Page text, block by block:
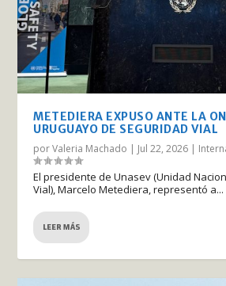
METEDIERA EXPUSO ANTE LA
URUGUAYO DE SEGURIDAD VIAL
porValeria Machado | Jul 22, 2026 |
El presidente de Unasev (Unidad
Vial), Marcelo Metediera, representó a...
LEER MÁS